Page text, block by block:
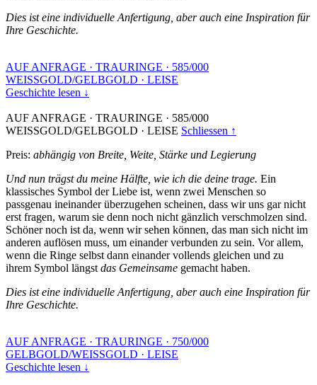
Dies ist eine individuelle Anfertigung, aber auch eine Inspiration für
Ihre Geschichte.
AUF ANFRAGE · TRAURINGE · 585/000
WEISSGOLD/GELBGOLD · LEISE
Geschichte lesen ↓
AUF ANFRAGE · TRAURINGE · 585/000
WEISSGOLD/GELBGOLD · LEISE Schliessen ↑
Preis: abhängig von Breite, Weite, Stärke und Legierung
Und nun trägst du meine Hälfte, wie ich die deine trage. Ein
klassisches Symbol der Liebe ist, wenn zwei Menschen so
passgenau ineinander überzugehen scheinen, dass wir uns gar nicht
erst fragen, warum sie denn noch nicht gänzlich verschmolzen sind.
Schöner noch ist da, wenn wir sehen können, das man sich nicht im
anderen auflösen muss, um einander verbunden zu sein. Vor allem,
wenn die Ringe selbst dann einander vollends gleichen und zu
ihrem Symbol längst das Gemeinsame gemacht haben.
Dies ist eine individuelle Anfertigung, aber auch eine Inspiration für
Ihre Geschichte.
AUF ANFRAGE · TRAURINGE · 750/000
GELBGOLD/WEISSGOLD · LEISE
Geschichte lesen ↓